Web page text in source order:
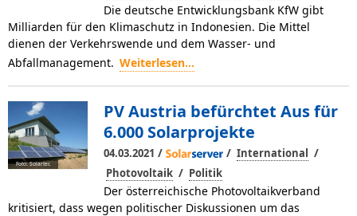
Die deutsche Entwicklungsbank KfW gibt
Milliarden für den Klimaschutz in Indonesien. Die Mittel
dienen der Verkehrswende und dem Wasser- und
Abfallmanagement. Weiterlesen...
Foto: Solartec
PV Austria befürchtet Aus für
6.000 Solarprojekte
04.03.2021 / / International /
Photovoltaik / Politik
Der österreichische Photovoltaikverband
kritisiert, dass wegen politischer Diskussionen um das